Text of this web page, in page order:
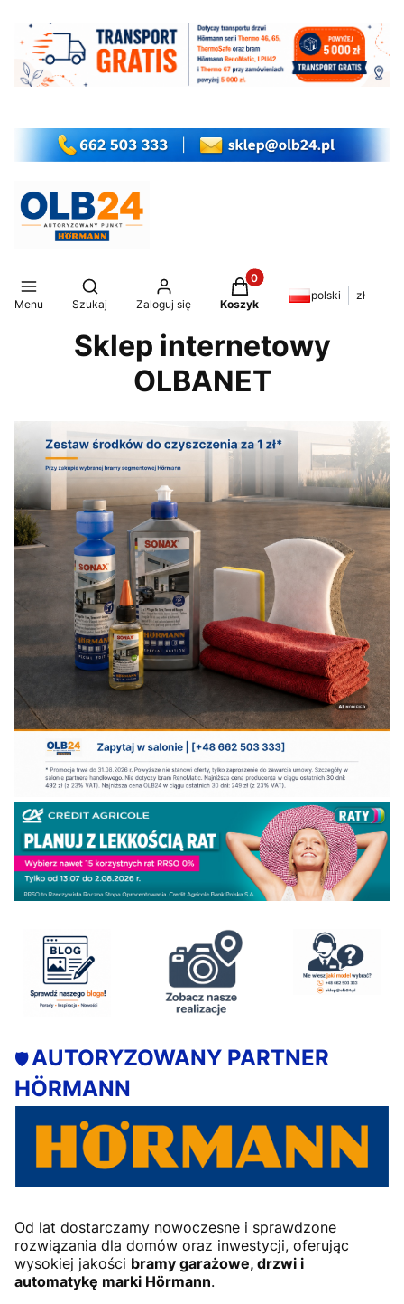
Menu
Otwórz wyszukiwarkę
Szukaj Zaloguj się
Produkty w koszyku: 0.
Koszyk
polski zł
Sklep internetowy
OLBANET
🛡️AUTORYZOWANY PARTNER
HÖRMANN
Od lat dostarczamy nowoczesne i sprawdzone
rozwiązania dla domów oraz inwestycji, oferując
wysokiej jakości bramy garażowe, drzwi i
automatykę marki Hörmann.